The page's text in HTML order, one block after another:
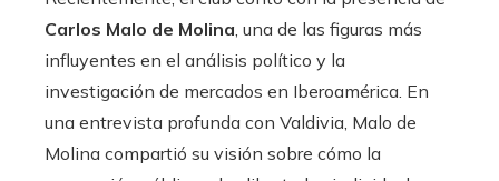
Carlos Malo de Molina , una de las figuras más
influyentes en el análisis político y la
investigación de mercados en Iberoamérica. En
una entrevista profunda con Valdivia, Malo de
Molina compartió su visión sobre cómo la